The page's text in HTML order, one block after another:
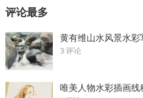
评论最多
黄有维山水风景水
3 评论
唯美人物水彩插画